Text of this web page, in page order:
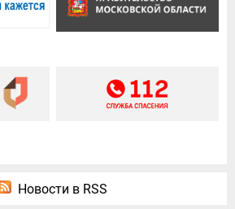
Новости в RSS